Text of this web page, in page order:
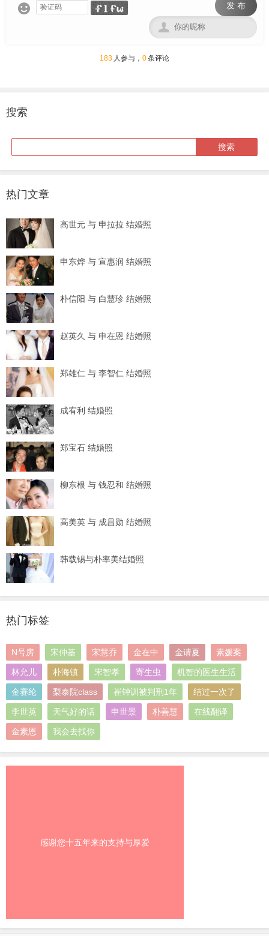
 发 布

183 人参与， 0条评论
搜索
热门文章
高世元 与 申拉拉 结婚照
申东烨 与 宣惠润 结婚照
朴信阳 与 白慧珍 结婚照
赵英久 与 申在恩 结婚照
郑雄仁 与 李智仁 结婚照
成宥利 结婚照
郑宝石 结婚照
柳东根 与 钱忍和 结婚照
高美英 与 成昌勋 结婚照
韩载锡与朴率美结婚照
热门标签
N号房 宋仲基 宋慧乔 金在中 金请夏 素媛案
林允儿 朴海镇 宋智孝 寄生虫 机智的医生生活
金赛纶 梨泰院class 崔钟训被判刑1年 结过一次了
李世英 天气好的话 申世景 朴善慧 在线翻译
金素恩 我会去找你
感谢您十五年来的支持与厚爱